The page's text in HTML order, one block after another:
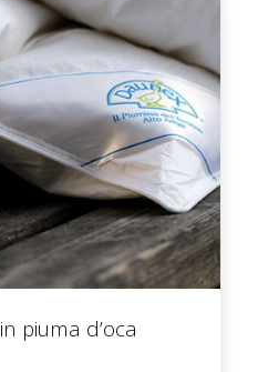
piuma d’oca